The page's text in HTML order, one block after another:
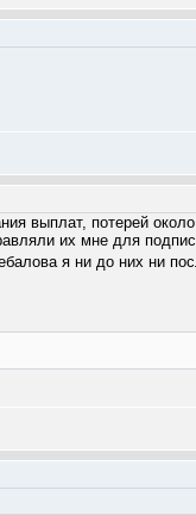
выплат, потерей
их мне для
я ни до них ни